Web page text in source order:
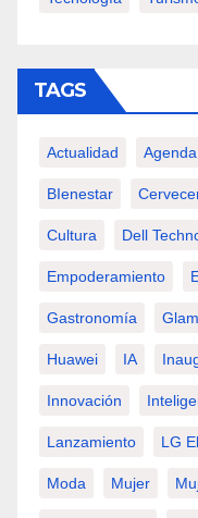
TAGS
Actualidad Agenda
BIenestar
Cultura Dell
Empoderamiento
Gastronomía
Huawei IA
Innovación
Lanzamiento LG
Moda Mujer